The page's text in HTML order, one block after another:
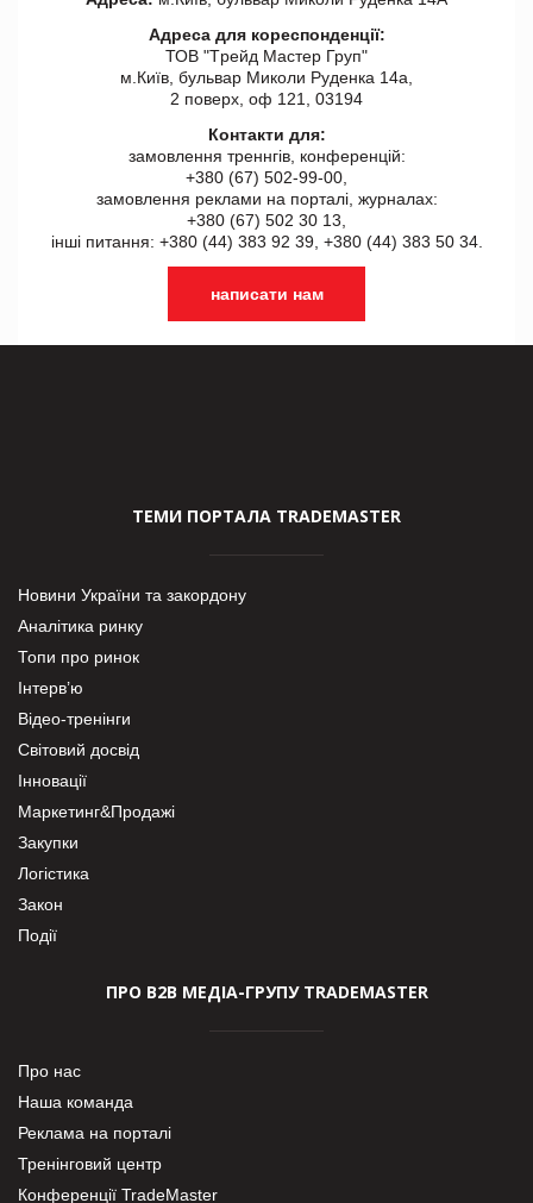
Адреса для кореспонденції:
ТОВ "Tрейд Мастер Груп"
м.Київ, бульвар Миколи Руденка 14а,
2 поверх, оф 121, 03194
Контакти для:
замовлення треннгів, конференцій:
+380 (67) 502-99-00,
замовлення реклами на порталі, журналах:
+380 (67) 502 30 13,
інші питання: +380 (44) 383 92 39, +380 (44) 383 50 34.
написати нам
ТЕМИ ПОРТАЛА TRADEMASTER
Новини України та закордону
Аналітика ринку
Топи про ринок
Інтерв’ю
Відео-тренінги
Світовий досвід
Інновації
Маркетинг&Продажі
Закупки
Логістика
Закон
Події
ПРО В2В МЕДІА-ГРУПУ TRADEMASTER
Про нас
Наша команда
Реклама на порталі
Тренінговий центр
Конференції TradeMaster